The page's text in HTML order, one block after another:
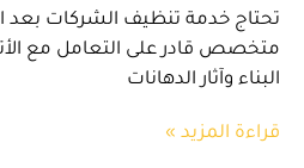
تحتاج خدمة تنظيف الشركات بعد
متخصص قادر على التعامل مع
البناء وآثار الدهانات
قراءة المزيد »